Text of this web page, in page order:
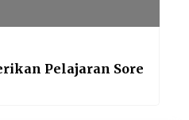
Pelajaran Sore